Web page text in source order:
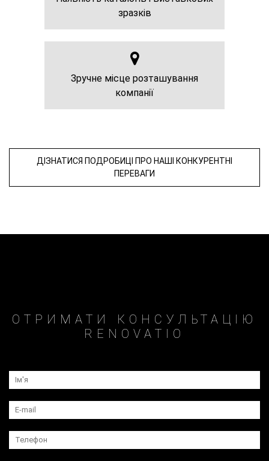
зразків
Зручне місце розташування
компанії
ДІЗНАТИСЯ ПОДРОБИЦІ ПРО НАШІ КОНКУРЕНТНІ
ПЕРЕВАГИ
ОТРИМАТИ КОНСУЛЬТАЦІЮ
RENOVATIO